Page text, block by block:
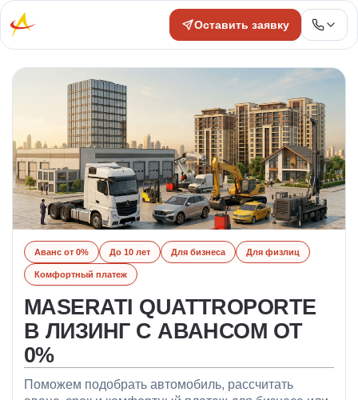
Оставить заявку
Аванс от 0% До 10 лет Для бизнеса Для физлиц
Комфортный платеж
MASERATI QUATTROPORTE
В ЛИЗИНГ С АВАНСОМ ОТ
0%
Поможем подобрать автомобиль, рассчитать